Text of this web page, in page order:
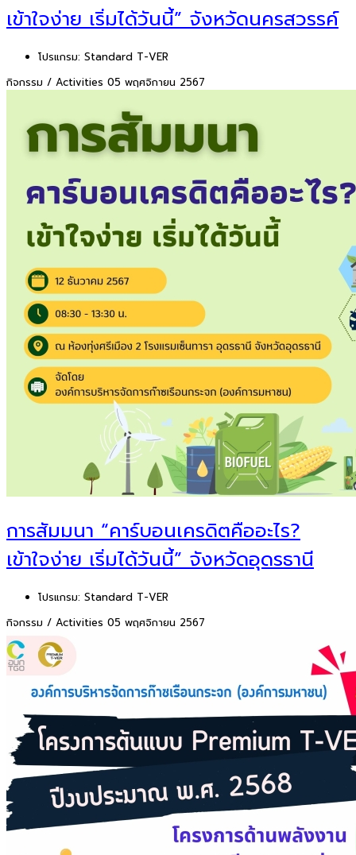
เข้าใจง่าย เริ่มได้วันนี้” จังหวัดนครสวรรค์
โปรแกรม: Standard T-VER
กิจกรรม / Activities 05 พฤศจิกายน 2567
การสัมมนา “คาร์บอนเครดิตคืออะไร?
เข้าใจง่าย เริ่มได้วันนี้” จังหวัดอุดรธานี
โปรแกรม: Standard T-VER
กิจกรรม / Activities 05 พฤศจิกายน 2567